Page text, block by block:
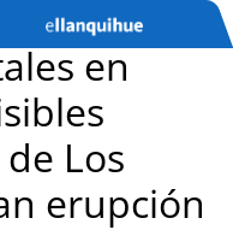
en
Los
erupción